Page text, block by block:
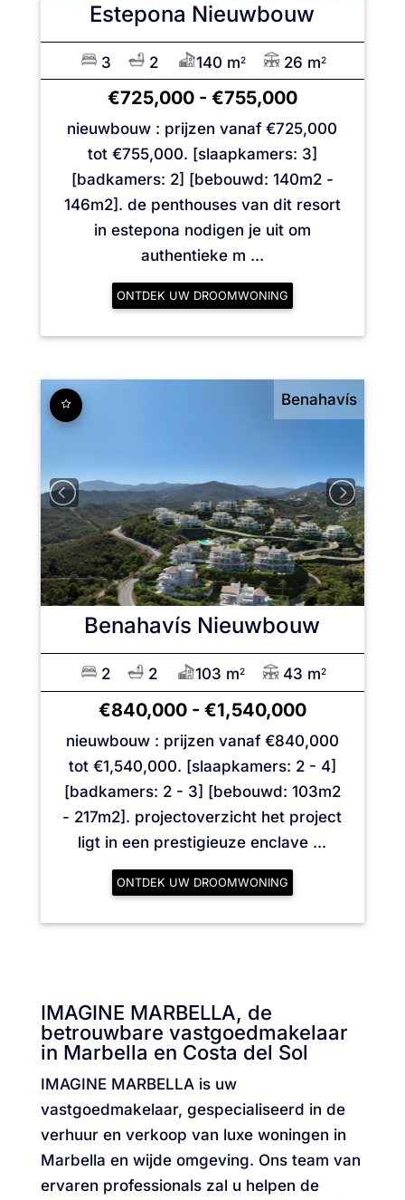
Estepona Nieuwbouw
3 2 140 m2 26 m2
€725,000- €755,000
nieuwbouw : prijzen vanaf €725,000
tot €755,000. [slaapkamers: 3]
[badkamers: 2] [bebouwd: 140m2 -
146m2]. de penthouses van dit resort
in estepona nodigen je uit om
authentieke m ...
ONTDEK UW DROOMWONING
Benahavís
Benahavís Nieuwbouw
2 2 103 m2 43 m2
€840,000- €1,540,000
nieuwbouw : prijzen vanaf €840,000
tot €1,540,000. [slaapkamers: 2 - 4]
[badkamers: 2 - 3] [bebouwd: 103m2
- 217m2]. projectoverzicht het project
ligt in een prestigieuze enclave ...
ONTDEK UW DROOMWONING
IMAGINE MARBELLA, de
betrouwbare vastgoedmakelaar
in Marbella en Costa del Sol
IMAGINE MARBELLA is uw
vastgoedmakelaar, gespecialiseerd in de
verhuur en verkoop van luxe woningen in
Marbella en wijde omgeving. Ons team van
ervaren professionals zal u helpen de